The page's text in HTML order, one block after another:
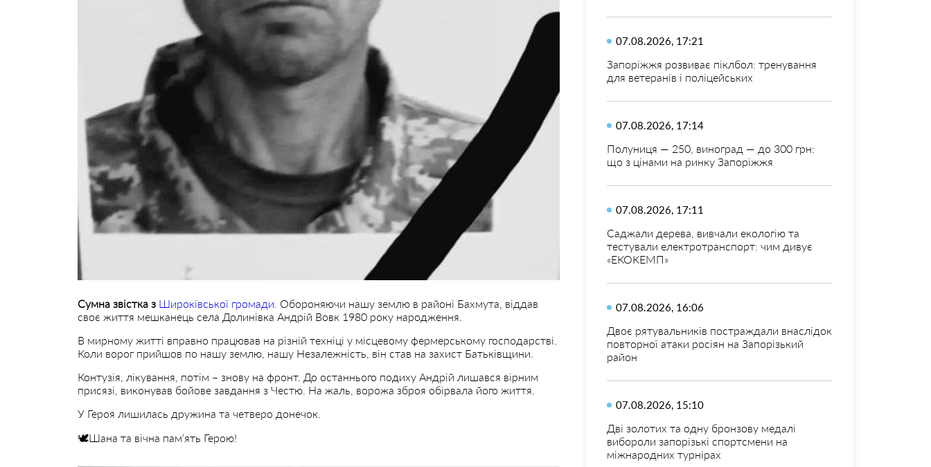
Сумна звістка з Широківської громади. Обороняючи нашу землю в районі Бахмута, віддав
своє життя мешканець села Долинівка Андрій Вовк 1980 року народження.
В мирному житті вправно працював на різній техніці у місцевому фермерському господарстві.
Коли ворог прийшов по нашу землю, нашу Незалежність, він став на захист Батьківщини.
Контузія, лікування, потім – знову на фронт. До останнього подиху Андрій лишався вірним
присязі, виконував бойове завдання з Честю. На жаль, ворожа зброя обірвала його життя.
У Героя лишилась дружина та четверо донечок.
🕊️Шана та вічна пам’ять Герою!
07.08.2026, 17:21
Запоріжжя розвиває піклбол: тренування
для ветеранів і поліцейських
07.08.2026, 17:14
Полуниця — 250, виноград — до 300 грн:
що з цінами на ринку Запоріжжя
07.08.2026, 17:11
Саджали дерева, вивчали екологію та
тестували електротранспорт: чим дивує
«ЕКОКЕМП»
07.08.2026, 16:06
Двоє рятувальників постраждали внаслідок
повторної атаки росіян на Запорізький
район
07.08.2026, 15:10
Дві золотих та одну бронзову медалі
вибороли запорізькі спортсмени на
міжнародних турнірах